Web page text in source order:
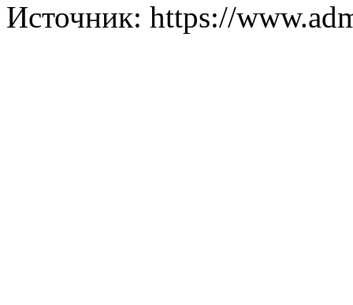
Источник: https://